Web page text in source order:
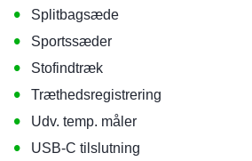
• Splitbagsæde
• Sportssæder
• Stofindtræk
• Træthedsregistrering
• Udv. temp. måler
• USB-C tilslutning